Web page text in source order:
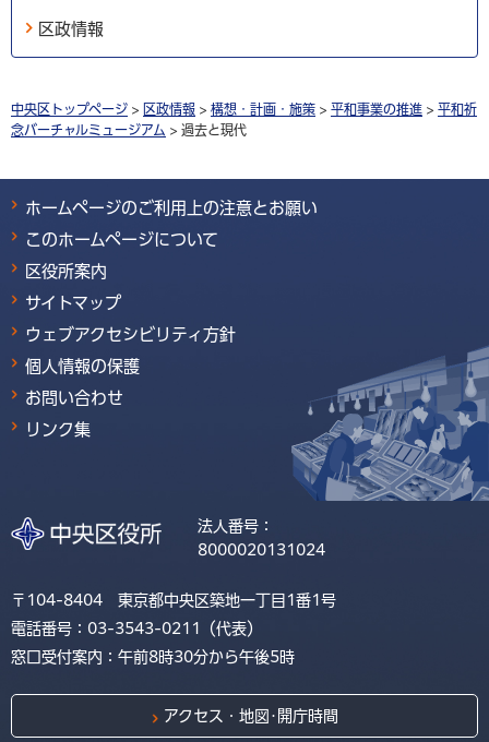
区政情報
中央区トップページ > 区政情報 > 構想・計画・施策 > 平和事業の推進 > 平和祈
念バーチャルミュージアム > 過去と現代
ホームページのご利用上の注意とお願い
このホームページについて
区役所案内
サイトマップ
ウェブアクセシビリティ方針
個人情報の保護
お問い合わせ
リンク集
法人番号：
8000020131024
〒104-8404 東京都中央区築地一丁目1番1号
電話番号：03-3543-0211（代表）
窓口受付案内：午前8時30分から午後5時
アクセス・地図･開庁時間